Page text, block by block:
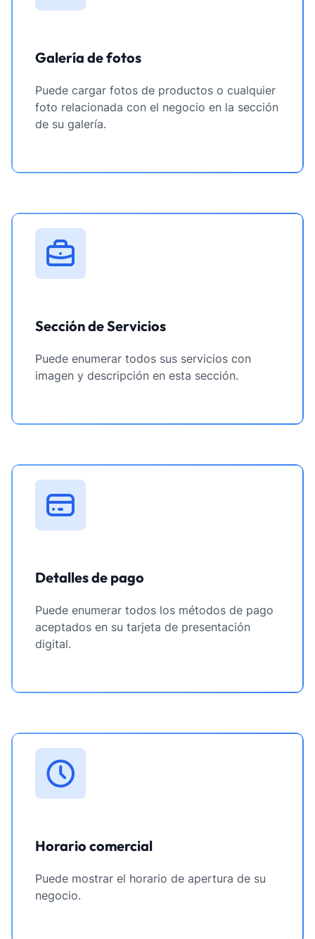
Galería de fotos
Puede cargar fotos de productos o cualquier
foto relacionada con el negocio en la sección
de su galería.
Sección de Servicios
Puede enumerar todos sus servicios con
imagen y descripción en esta sección.
Detalles de pago
Puede enumerar todos los métodos de pago
aceptados en su tarjeta de presentación
digital.
Horario comercial
Puede mostrar el horario de apertura de su
negocio.